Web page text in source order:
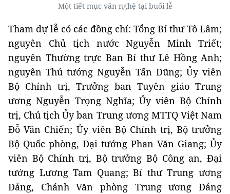
Một tiết mục văn nghệ tại buổi lễ
Tham dự lễ có các đồng chí: Tổng Bí thư Tô Lâm;
nguyên Chủ tịch nước Nguyễn Minh Triết;
nguyên Thường trực Ban Bí thư Lê Hồng Anh;
nguyên Thủ tướng Nguyễn Tấn Dũng; Ủy viên
Bộ Chính trị, Trưởng ban Tuyên giáo Trung
ương Nguyễn Trọng Nghĩa; Ủy viên Bộ Chính
trị, Chủ tịch Ủy ban Trung ương MTTQ Việt Nam
Đỗ Văn Chiến; Ủy viên Bộ Chính trị, Bộ trưởng
Bộ Quốc phòng, Đại tướng Phan Văn Giang; Ủy
viên Bộ Chính trị, Bộ trưởng Bộ Công an, Đại
tướng Lương Tam Quang; Bí thư Trung ương
Đảng, Chánh Văn phòng Trung ương Đảng